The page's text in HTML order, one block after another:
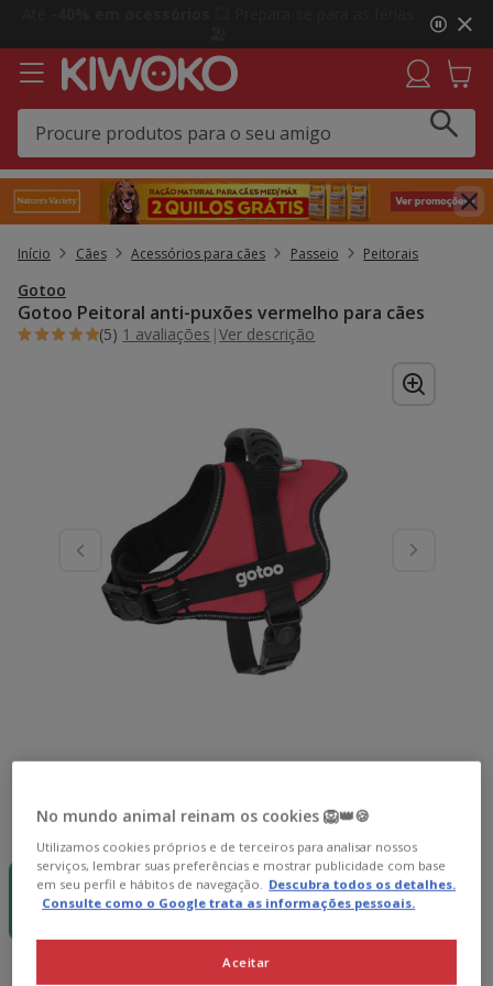
3,
mensagem,
Início Cães Acessórios para cães Passeio Peitorais
Gotoo
Gotoo Peitoral anti-puxões vermelho para cães
(5) 1 avaliações |Ver descrição
Tamanho:S Guia de tamanhos
-5€ por
cada 35€! 💰
M
-5€ por
cada 35€! 💰
L
-5€ por
cada 35€! 💰
Preço 17.99€
No mundo animal reinam os cookies 🦁👑🍪
Utilizamos cookies próprios e de terceiros para analisar nossos
serviços, lembrar suas preferências e mostrar publicidade com base
em seu perfil e hábitos de navegação. Descubra todos os detalhes.
Consulte como o Google trata as informações pessoais.
Aceitar